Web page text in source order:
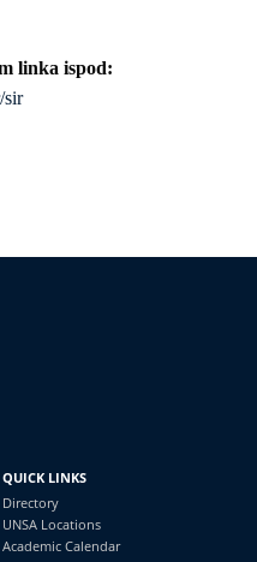
linka ispod:
sir
QUICK LINKS
Directory
UNSA Locations
Academic Calendar